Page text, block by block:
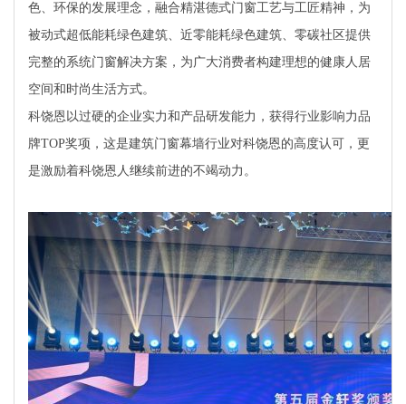
色、环保的发展理念，融合精湛德式门窗工艺与工匠精神，为
被动式超低能耗绿色建筑、近零能耗绿色建筑、零碳社区提供
完整的系统门窗解决方案，为广大消费者构建理想的健康人居
空间和时尚生活方式。
科饶恩以过硬的企业实力和产品研发能力，获得行业影响力品
牌TOP奖项，这是建筑门窗幕墙行业对科饶恩的高度认可，更
是激励着科饶恩人继续前进的不竭动力。